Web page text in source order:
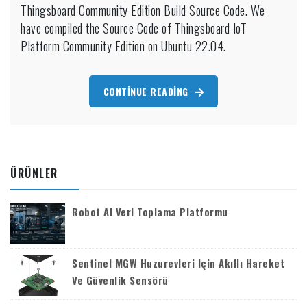
Edition
Build
Source
Code
Thingsboard Community Edition Build Source Code. We
have compiled the Source Code of Thingsboard IoT
Platform Community Edition on Ubuntu 22.04.
CONTINUE READING
ÜRÜNLER
Robot AI Veri Toplama Platformu
Sentinel MGW Huzurevleri Için Akıllı Hareket
Ve Güvenlik Sensörü